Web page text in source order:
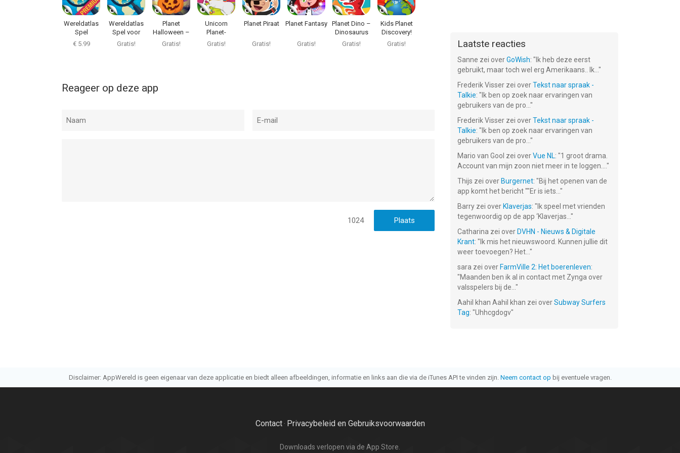
Wereldatlas
Spel
(premium)
€ 5.99
Wereldatlas
Spel voor
Kinderen
Gratis!
Planet
Halloween –
Games and
Gratis!
Unicorn
Planet-
Spelletjes &
Gratis!
Planet Piraat
Gratis!
Planet Fantasy
Gratis!
Planet Dino –
Dinosaurus
Gratis!
Kids Planet
Discovery!
Gratis!
Reageer op deze app
1024
Laatste reacties
Sanne zei overGoWish: " Ik heb deze eerst
gebruikt, maar toch wel erg Amerikaans.. Ik... "
Frederik Visser zei overTekst naar spraak -
Talkie: " Ik ben op zoek naar ervaringen van
gebruikers van de pro... "
Frederik Visser zei overTekst naar spraak -
Talkie: " Ik ben op zoek naar ervaringen van
gebruikers van de pro... "
Mario van Gool zei overVue NL: "1 groot drama.
Account van mijn zoon niet meer in te loggen.... "
Thijs zei over Burgernet: "Bij het openen van de
app komt het bericht ""Er is iets... "
Barry zei over Klaverjas: " Ik speel met vrienden
tegenwoordig op de app ‘Klaverjas... "
Catharina zei over DVHN - Nieuws & Digitale
Krant: " Ik mis het nieuwswoord. Kunnen jullie dit
weer toevoegen? Het... "
sara zei over FarmVille 2: Het boerenleven:
"Maanden ben ik al in contact met Zynga over
valsspelers bij de... "
Aahil khan Aahil khan zei overSubway Surfers
Tag: "Uhhcgdogv"
Disclaimer: AppWereld is geen eigenaar van deze applicatie en biedt alleen afbeeldingen, informatie en links aan die via de iTunes API te vinden zijn. Neem contact op bij eventuele vragen.
Contact· Privacybeleid en Gebruiksvoorwaarden
Downloads verlopen via de App Store.